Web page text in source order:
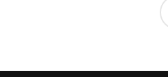
Le